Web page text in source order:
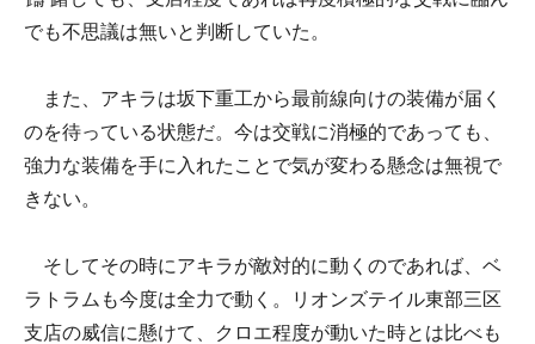
でも不思議は無いと判断していた。
また、アキラは坂下重工から最前線向けの装備が届く
のを待っている状態だ。今は交戦に消極的であっても、
強力な装備を手に入れたことで気が変わる懸念は無視で
きない。
そしてその時にアキラが敵対的に動くのであれば、ベ
ラトラムも今度は全力で動く。リオンズテイル東部三区
支店の威信に懸けて、クロエ程度が動いた時とは比べも